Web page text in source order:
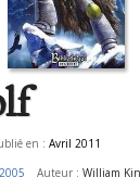
en : Avril 2011
Auteur :William